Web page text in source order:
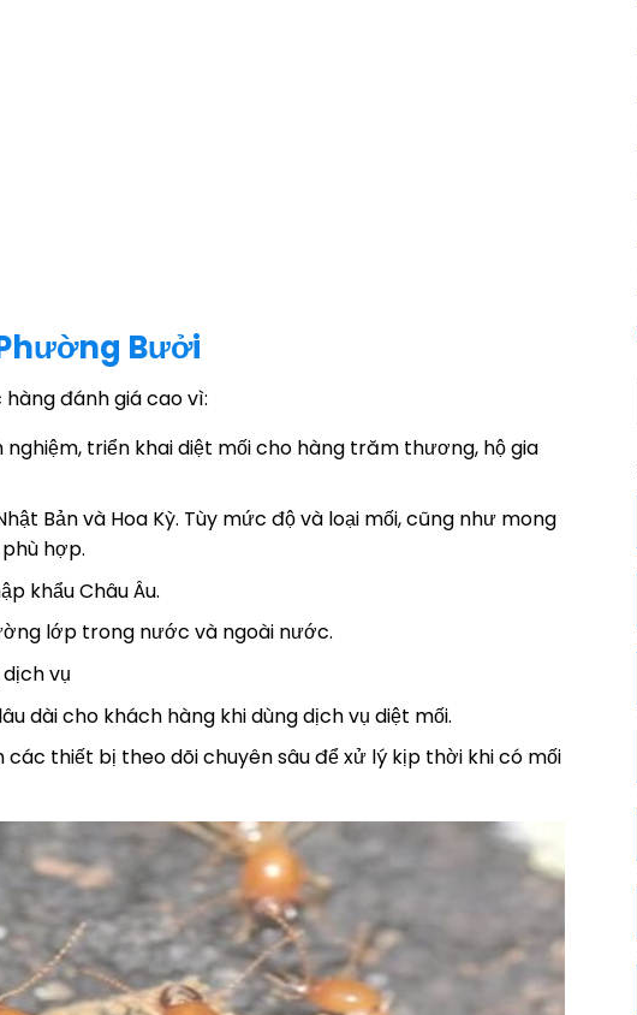
Bưởi
đánh giá cao vì:
triển khai diệt mối cho hàng trăm thương, hộ gia
Bản và Hoa Kỳ. Tùy mức độ và loại mối, cũng như mong
hợp.
khẩu Châu Âu.
lớp trong nước và ngoài nước.
vụ
dài cho khách hàng khi dùng dịch vụ diệt mối.
thiết bị theo dõi chuyên sâu để xử lý kịp thời khi có mối